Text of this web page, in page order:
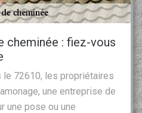
cheminée : fiez-vous
le 72610, les propriétaires
une entreprise de
une pose ou une